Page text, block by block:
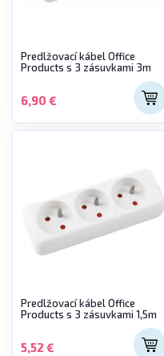
Predlžovací kábel Office
Products s 3 zásuvkami 3m
6,90 €
Predlžovací kábel Office
Products s 3 zásuvkami 1,5m
5,52 €